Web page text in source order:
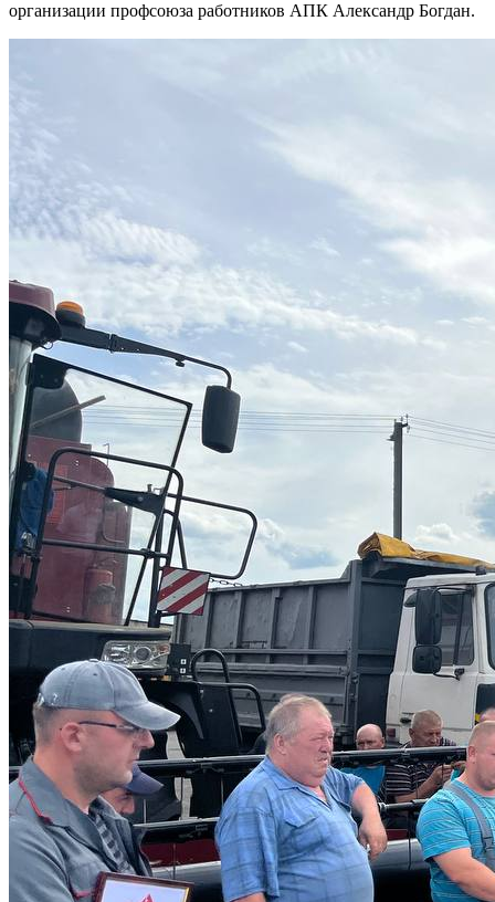
организации профсоюза работников АПК Александр Богдан.